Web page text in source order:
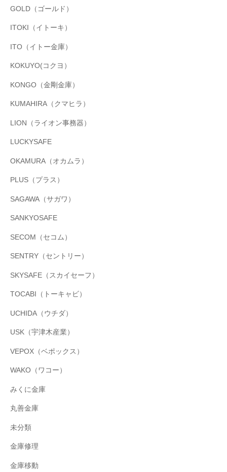
GOLD（ゴールド）
ITOKI（イトーキ）
ITO（イトー金庫）
KOKUYO(コクヨ）
KONGO（金剛金庫）
KUMAHIRA（クマヒラ）
LION（ライオン事務器）
LUCKYSAFE
OKAMURA（オカムラ）
PLUS（プラス）
SAGAWA（サガワ）
SANKYOSAFE
SECOM（セコム）
SENTRY（セントリー）
SKYSAFE（スカイセーフ）
TOCABI（トーキャビ）
UCHIDA（ウチダ）
USK（宇津木産業）
VEPOX（ベポックス）
WAKO（ワコー）
みくに金庫
丸善金庫
未分類
金庫修理
金庫移動